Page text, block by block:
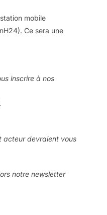
mobile
Ce sera une
inscrire à nos
acteur devraient vous
notre newsletter